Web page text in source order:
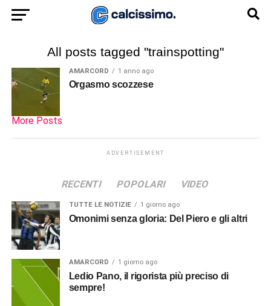
All posts tagged "trainspotting"
AMARCORD 1 anno ago
Orgasmo scozzese
More Posts
ADVERTISEMENT
RECENTI POPOLARI VIDEO
TUTTE LE NOTIZIE 1 giorno ago
Omonimi senza gloria: Del Piero e gli altri
AMARCORD 1 giorno ago
Ledio Pano, il rigorista più preciso di
sempre!